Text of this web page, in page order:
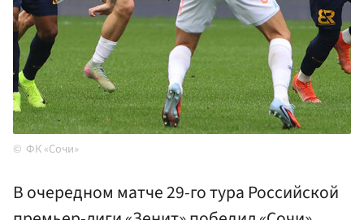
ФК «Сочи»
В очередном матче 29-го тура Российской